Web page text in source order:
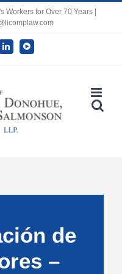
Workers for Over 70 Years |
LinkedInYouTube
de
–